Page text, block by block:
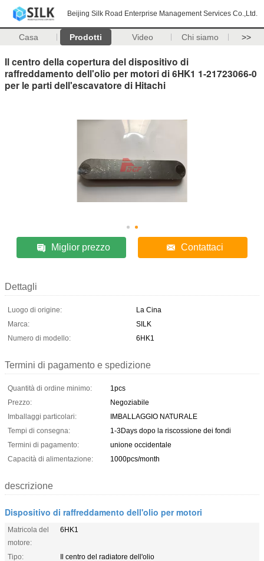
Beijing Silk Road Enterprise Management Services Co.,Ltd.
Casa Prodotti Video Chi siamo >>
Il centro della copertura del dispositivo di
raffreddamento dell'olio per motori di 6HK1 1-21723066-0
per le parti dell'escavatore di Hitachi
Miglior prezzo Contattaci
Dettagli
Luogo di origine:
La Cina
Marca:
SILK
Numero di modello:
6HK1
Termini di pagamento e spedizione
Quantità di ordine minimo:
1pcs
Prezzo:
Negoziabile
Imballaggi particolari:
IMBALLAGGIO NATURALE
Tempi di consegna:
1-3Days dopo la riscossione dei fondi
Termini di pagamento:
unione occidentale
Capacità di alimentazione:
1000pcs/month
descrizione
Dispositivo di raffreddamento dell'olio per motori
Matricola del
motore:
6HK1
Tipo:
Il centro del radiatore dell'olio